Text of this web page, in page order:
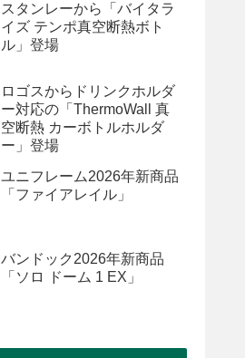
スタンレーから「バイタラ
イズ テンポ真空断熱ボト
ル」登場
ロゴスからドリンクホルダ
ー対応の「ThermoWall 真
空断熱 カーボトルホルダ
ー」登場
ユニフレーム2026年新商品
「ファイアレイル」
バンドック2026年新商品
「ソロ ドーム 1 EX」